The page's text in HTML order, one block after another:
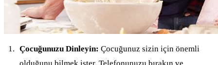
Çocuğunuzu Dinleyin: Çocuğunuz sizin için önemli
olduğunu bilmek ister. Telefonunuzu bırakın ve